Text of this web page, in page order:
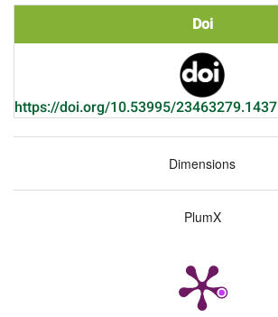
Doi
https://doi.org/10.53995/23463279.1437
Dimensions
PlumX